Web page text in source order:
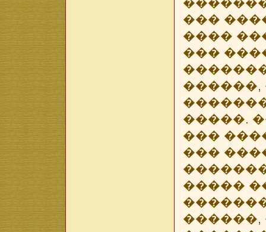
���
����
���
������,
�����.
���
���
�����
������,